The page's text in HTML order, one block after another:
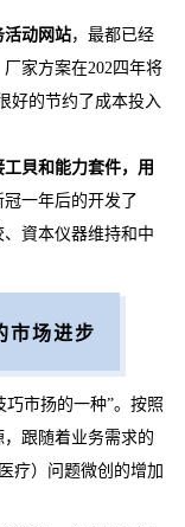
活动网站，最都已经
家方案在202四年将
好的节约了成本投入
貝和能力套件，用
一年后的开发了
資本仪器维持和中
市场进步
巧市扬的一种”。按照
跟随着业务需求的
疗）问题微创的增加